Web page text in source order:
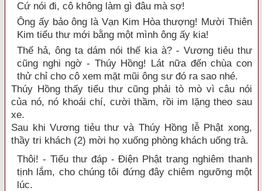
Cứ nói đi, cô không làm gì đâu mà sợ!
Ông ấy bảo ông là Vạn Kim Hòa thượng! Mười Thiên
Kim tiểu thư mới bằng một mình ông ấy kia!
Thế hả, ông ta dám nói thế kia à? - Vương tiẻu thư
cũng nghi ngờ - Thúy Hồng! Lát nữa đến chùa con
thử chỉ cho cô xem mặt mũi ông sư đó ra sao nhé.
Thúy Hồng thấy tiểu thư cũng phải tò mò vì câu nói
của nó, nó khoái chí, cười thầm, rồi im lặng theo sau
xe.
Sau khi Vương tiẻu thư và Thúy Hồng lễ Phật xong,
thầy tri khách (2) mời họ xuống phòng khách uống trà.
Thôi! - Tiểu thư đáp - Điện Phật trang nghiêm thanh
tịnh lắm, cho chúng tôi đứng đây chiêm ngưỡng một
lúc.